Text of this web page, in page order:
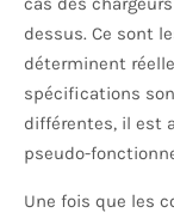
dessus. Ce sont
déterminent
spécifications
différentes, il est
pseudo-
Une fois que les